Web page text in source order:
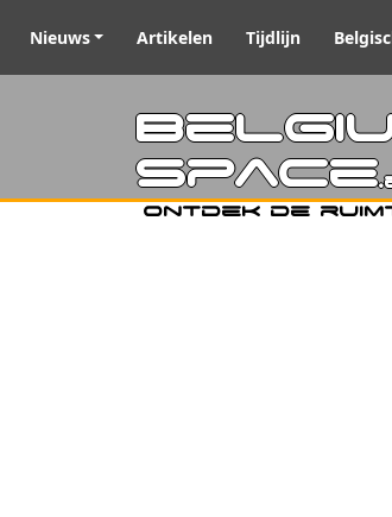
Nieuws Artikelen Tijdlijn
Space
Ontdek de